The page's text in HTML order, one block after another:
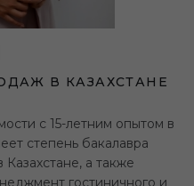
В КАЗАХСТАНЕ
с 15-летним опытом в
степень бакалавра
а также
гостиничного и